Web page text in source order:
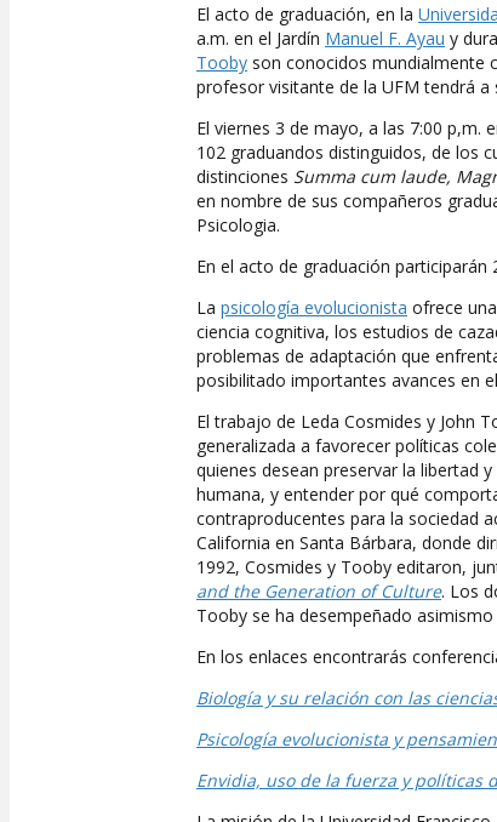
El acto de graduación, en la
a.m. en el Jardín Manuel F. Ayau y
Tooby son conocidos mundialmente
profesor visitante de la UFM tendrá
El viernes 3 de mayo, a las 7:00 p,m.
102 graduandos distinguidos, de los
distinciones Summa cum laude,
en nombre de sus compañeros
Psicologia.
En el acto de graduación
La psicología evolucionista ofrece
ciencia cognitiva, los estudios de
problemas de adaptación que
posibilitado importantes avances en
El trabajo de Leda Cosmides y John
generalizada a favorecer políticas
quienes desean preservar la libertad
humana, y entender por qué
contraproducentes para la sociedad
California en Santa Bárbara, donde
1992, Cosmides y Tooby editaron,
and the Generation of Culture. Los
Tooby se ha desempeñado
En los enlaces encontrarás
Biología y su relación con las
Psicología evolucionista y
Envidia, uso de la fuerza y políticas